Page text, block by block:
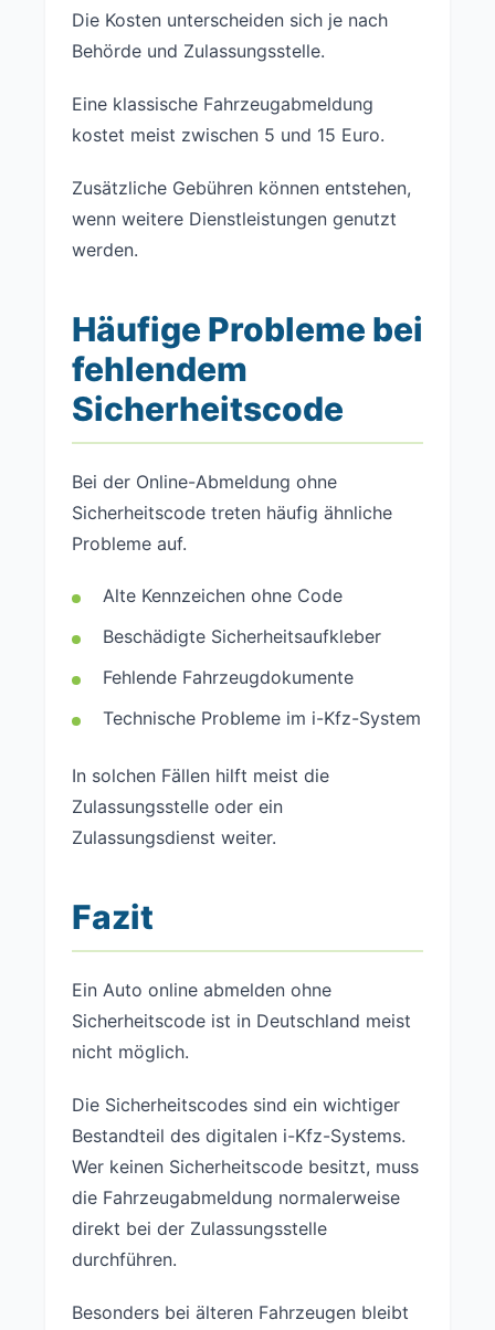
Die Kosten unterscheiden sich je nach
Behörde und Zulassungsstelle.
Eine klassische Fahrzeugabmeldung
kostet meist zwischen 5 und 15 Euro.
Zusätzliche Gebühren können entstehen,
wenn weitere Dienstleistungen genutzt
werden.
Häufige Probleme bei
fehlendem
Sicherheitscode
Bei der Online-Abmeldung ohne
Sicherheitscode treten häufig ähnliche
Probleme auf.
Alte Kennzeichen ohne Code
Beschädigte Sicherheitsaufkleber
Fehlende Fahrzeugdokumente
Technische Probleme im i-Kfz-System
In solchen Fällen hilft meist die
Zulassungsstelle oder ein
Zulassungsdienst weiter.
Fazit
Ein Auto online abmelden ohne
Sicherheitscode ist in Deutschland meist
nicht möglich.
Die Sicherheitscodes sind ein wichtiger
Bestandteil des digitalen i-Kfz-Systems.
Wer keinen Sicherheitscode besitzt, muss
die Fahrzeugabmeldung normalerweise
direkt bei der Zulassungsstelle
durchführen.
Besonders bei älteren Fahrzeugen bleibt